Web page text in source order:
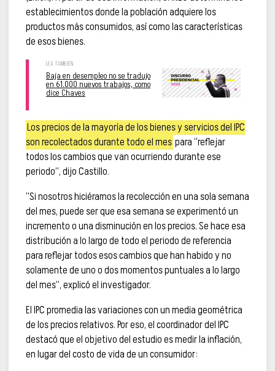
establecimientos donde la población adquiere los
productos más consumidos, así como las características
de esos bienes.
Baja en desempleo no se tradujo
en 61.000 nuevos trabajos, como
dice Chaves
Los precios de la mayoría de los bienes y servicios del IPC
son recolectados durante todo el mes para “reflejar
todos los cambios que van ocurriendo durante ese
periodo”, dijo Castillo.
“Si nosotros hiciéramos la recolección en una sola semana
del mes, puede ser que esa semana se experimentó un
incremento o una disminución en los precios. Se hace esa
distribución a lo largo de todo el periodo de referencia
para reflejar todos esos cambios que han habido y no
solamente de uno o dos momentos puntuales a lo largo
del mes”, explicó el investigador.
El IPC promedia las variaciones con un media geométrica
de los precios relativos. Por eso, el coordinador del IPC
destacó que el objetivo del estudio es medir la inflación,
en lugar del costo de vida de un consumidor: